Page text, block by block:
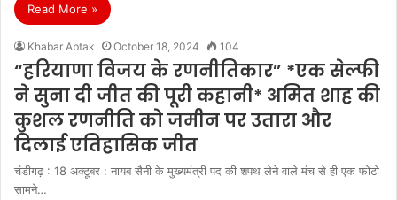
Read More »
Khabar Abtak October 18, 2024 104
“हरियाणा विजय के रणनीतिकार” *एक सेल्फी
ने सुना दी जीत की पूरी कहानी* अमित शाह की
कुशल रणनीति को जमीन पर उतारा और
दिलाई एतिहासिक जीत
चंडीगढ़ : 18 अक्टूबर : नायब सैनी के मुख्यमंत्री पद की शपथ लेने वाले मंच से ही एक फोटो
सामने…